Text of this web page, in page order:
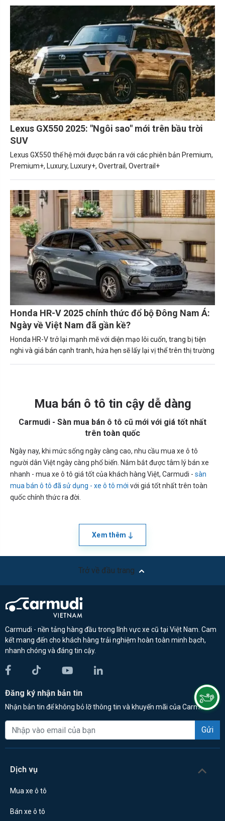
Lexus GX550 2025: "Ngôi sao" mới trên bầu trời
SUV
Lexus GX550 thế hệ mới được bán ra với các phiên bản Premium,
Premium+, Luxury, Luxury+, Overtrail, Overtrail+
Honda HR-V 2025 chính thức đổ bộ Đông Nam Á:
Ngày về Việt Nam đã gần kề?
Honda HR-V trở lại mạnh mẽ với diện mạo lôi cuốn, trang bị tiện
nghi và giá bán cạnh tranh, hứa hẹn sẽ lấy lại vị thể trên thị trường
Mua bán ô tô tin cậy dễ dàng
Carmudi - Sàn mua bán ô tô cũ mới với giá tốt nhất
trên toàn quốc
Ngày nay, khi mức sống ngày càng cao, nhu cầu mua xe ô tô
người dân Việt ngày càng phổ biến. Nắm bắt được tâm lý bán xe
nhanh - mua xe ô tô giá tốt của khách hàng Việt, Carmudi - sàn
mua bán ô tô đã sử dụng - xe ô tô mới với giá tốt nhất trên toàn
quốc chính thức ra đời.
Xem thêm
Trở về đầu trang
Carmudi - nền tảng hàng đầu trong lĩnh vực xe cũ tại Việt Nam. Cam
kết mang đến cho khách hàng trải nghiệm hoàn toàn minh bạch,
nhanh chóng và đáng tin cậy.
Đăng ký nhận bản tin
Nhận bản tin để không bỏ lỡ thông tin và khuyến mãi của Carmudi
Gửi
Dịch vụ
Mua xe ô tô
Bán xe ô tô